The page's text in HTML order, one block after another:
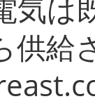
気は
供給